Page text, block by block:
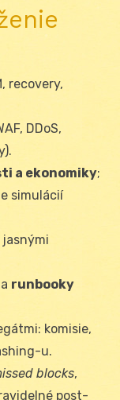
recovery,
DDoS,
a ekonomiky;
simulácií
a runbooky
komisie,
u.
blocks,
post-